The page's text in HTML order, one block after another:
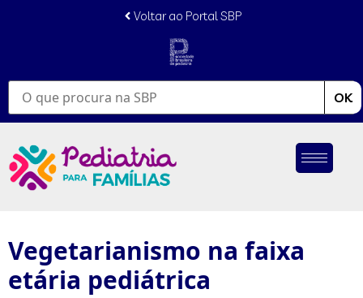
Voltar ao Portal SBP
OK
Vegetarianismo na faixa
etária pediátrica